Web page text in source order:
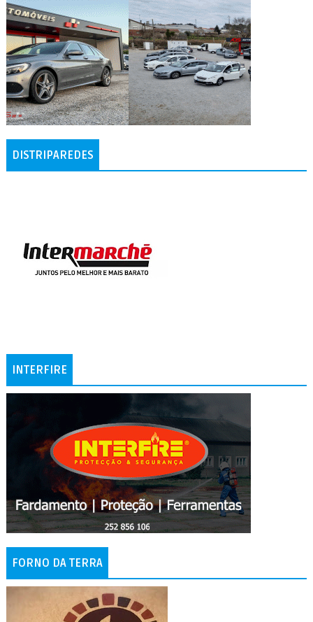
DISTRIPAREDES
INTERFIRE
FORNO DA TERRA